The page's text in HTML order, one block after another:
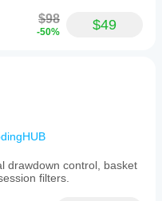
$98
-50% $49
drawdown control, basket
filters.